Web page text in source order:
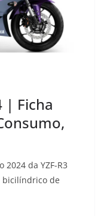
| Ficha
da YZF-R3
bicilíndrico de